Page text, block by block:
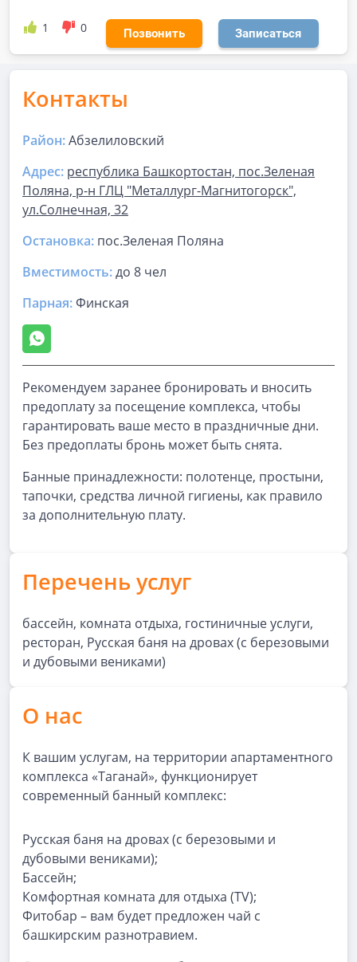
1 0 Позвонить Записаться
Контакты
Район:Абзелиловский
Адрес: республика Башкортостан, пос.Зеленая
Поляна, р-н ГЛЦ "Металлург-Магнитогорск",
ул.Солнечная, 32
Остановка: пос.Зеленая Поляна
Вместимость:до 8 чел
Парная:Финская
Рекомендуем заранее бронировать и вносить
предоплату за посещение комплекса, чтобы
гарантировать ваше место в праздничные дни.
Без предоплаты бронь может быть снята.
Банные принадлежности: полотенце, простыни,
тапочки, средства личной гигиены, как правило
за дополнительную плату.
Перечень услуг
бассейн, комната отдыха, гостиничные услуги,
ресторан, Русская баня на дровах (с березовыми
и дубовыми вениками)
О нас
К вашим услугам, на территории апартаментного
комплекса «Таганай», функционирует
современный банный комплекс:
Русская баня на дровах (с березовыми и
дубовыми вениками);
Бассейн;
Комфортная комната для отдыха (TV);
Фитобар – вам будет предложен чай с
башкирским разнотравием.